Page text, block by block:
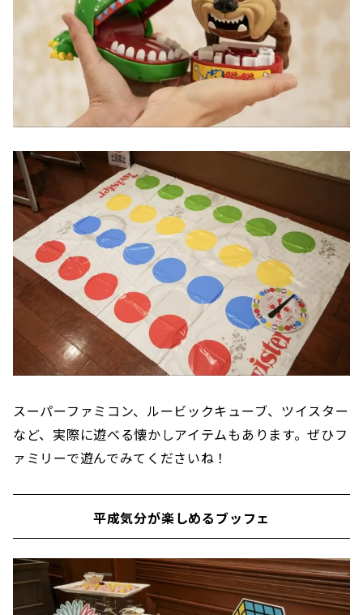
スーパーファミコン、ルービックキューブ、ツイスター
など、実際に遊べる懐かしアイテムもあります。ぜひフ
ァミリーで遊んでみてくださいね！
平成気分が楽しめるブッフェ